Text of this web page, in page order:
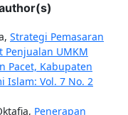
Strategi Pemasaran
Penjualan UMKM
Pacet, Kabupaten
Islam: Vol. 7 No. 2
Penerapan